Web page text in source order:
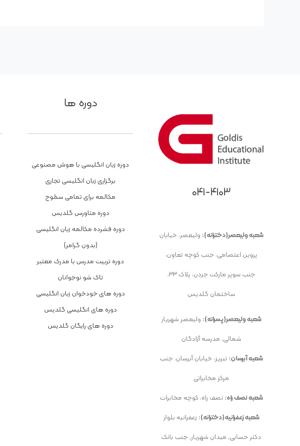
۰۴۱-۴۱۰۳
شعبه ولیعصر(دخترانه): ولیعصر، خیابان
پروین اعتصامی، جنب کوچه تعاون،
جنب سوپر مارکت جردن، پلاک ۳۳،
ساختمان گلدیس
شعبه ولیعصر(پسرانه): ولیعصر شهریار
شمالی, مدرسه آزادگان
شعبه آبرسان: تبریز، خیابان آبرسان، جنب
مرکز مخابراتی
شعبه نصف راه: نصف راه، کوچه مخابرات
شعبه زعفرانیه(دخترانه): زعفرانیه بلوار
دکتر حسابی, میدان شهریار, جنب بانک
دوره ها
دوره زبان انگلیسی با هوش مصنوعی
برگزاری زبان انگلیسی تجاری
مکالمه برای تمامی سطوح
دوره متاورس گلدیس
دوره فشرده مکالمه زبان انگلیسی
(بدون گرامر)
دوره تربیت مدرس با مدرک معتبر
تاک شو نوجوانان
دوره های خودخوان زبان انگلیسی
دوره های انگلیسی گلدیس
دوره های رایگان گلدیس